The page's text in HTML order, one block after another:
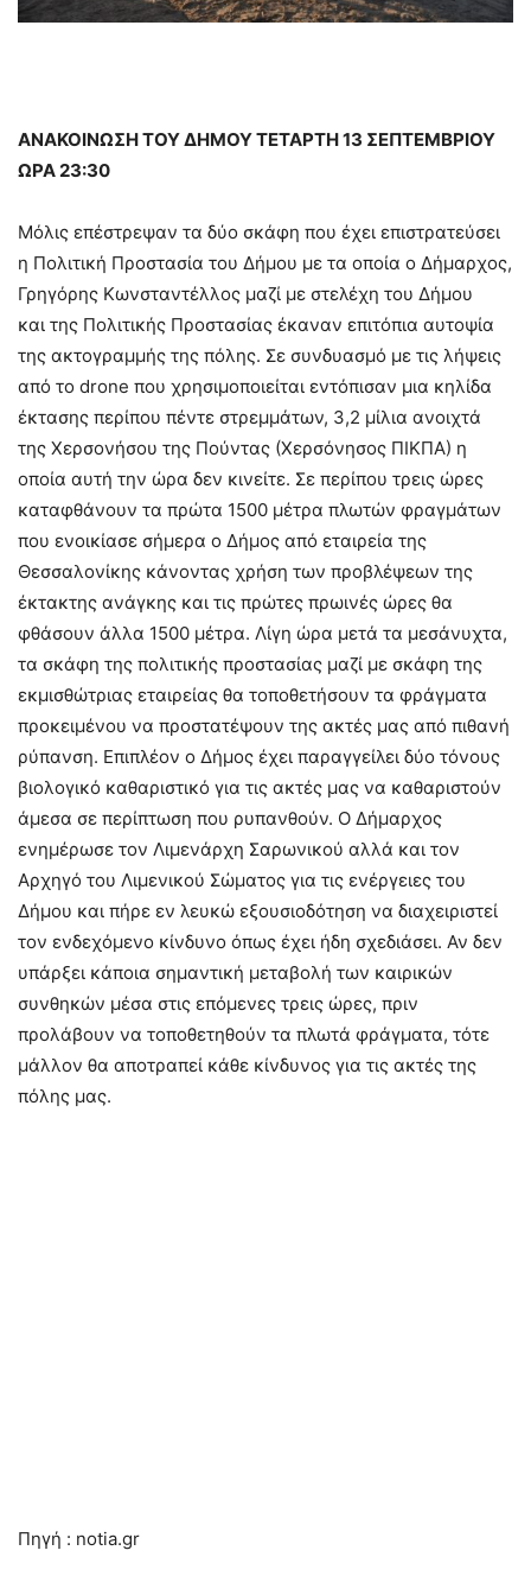
ΑΝΑΚΟΙΝΩΣΗ ΤΟΥ ΔΗΜΟΥ ΤΕΤΑΡΤΗ 13 ΣΕΠΤΕΜΒΡΙΟΥ
ΩΡΑ 23:30
Μόλις επέστρεψαν τα δύο σκάφη που έχει επιστρατεύσει
η Πολιτική Προστασία του Δήμου με τα οποία ο Δήμαρχος,
Γρηγόρης Κωνσταντέλλος μαζί με στελέχη του Δήμου
και της Πολιτικής Προστασίας έκαναν επιτόπια αυτοψία
της ακτογραμμής της πόλης. Σε συνδυασμό με τις λήψεις
από το drone που χρησιμοποιείται εντόπισαν μια κηλίδα
έκτασης περίπου πέντε στρεμμάτων, 3,2 μίλια ανοιχτά
της Χερσονήσου της Πούντας (Χερσόνησος ΠΙΚΠΑ) η
οποία αυτή την ώρα δεν κινείτε. Σε περίπου τρεις ώρες
καταφθάνουν τα πρώτα 1500 μέτρα πλωτών φραγμάτων
που ενοικίασε σήμερα ο Δήμος από εταιρεία της
Θεσσαλονίκης κάνοντας χρήση των προβλέψεων της
έκτακτης ανάγκης και τις πρώτες πρωινές ώρες θα
φθάσουν άλλα 1500 μέτρα. Λίγη ώρα μετά τα μεσάνυχτα,
τα σκάφη της πολιτικής προστασίας μαζί με σκάφη της
εκμισθώτριας εταιρείας θα τοποθετήσουν τα φράγματα
προκειμένου να προστατέψουν της ακτές μας από πιθανή
ρύπανση. Επιπλέον ο Δήμος έχει παραγγείλει δύο τόνους
βιολογικό καθαριστικό για τις ακτές μας να καθαριστούν
άμεσα σε περίπτωση που ρυπανθούν. Ο Δήμαρχος
ενημέρωσε τον Λιμενάρχη Σαρωνικού αλλά και τον
Αρχηγό του Λιμενικού Σώματος για τις ενέργειες του
Δήμου και πήρε εν λευκώ εξουσιοδότηση να διαχειριστεί
τον ενδεχόμενο κίνδυνο όπως έχει ήδη σχεδιάσει. Αν δεν
υπάρξει κάποια σημαντική μεταβολή των καιρικών
συνθηκών μέσα στις επόμενες τρεις ώρες, πριν
προλάβουν να τοποθετηθούν τα πλωτά φράγματα, τότε
μάλλον θα αποτραπεί κάθε κίνδυνος για τις ακτές της
πόλης μας.
Πηγή : notia.gr